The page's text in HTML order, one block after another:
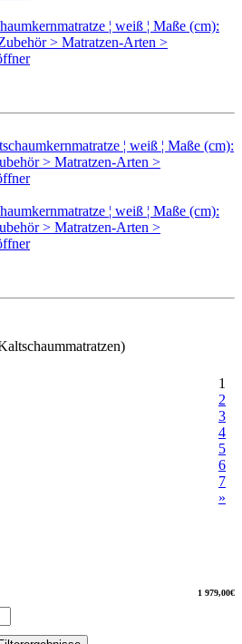
¦ weiß ¦ Maße (cm):
> Matratzen-Arten >
¦ weiß ¦ Maße (cm):
> Matratzen-Arten >
1
2
3
4
5
6
7
»
1 979,00€